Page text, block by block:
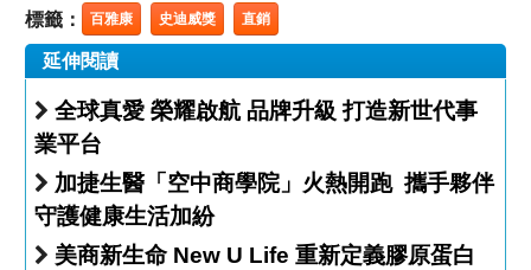
標籤： 百雅康 史迪威獎 直銷
延伸閱讀
全球真愛 榮耀啟航 品牌升級 打造新世代事
業平台
加捷生醫「空中商學院」火熱開跑 攜手夥伴
守護健康生活加紛
美商新生命 New U Life 重新定義膠原蛋白